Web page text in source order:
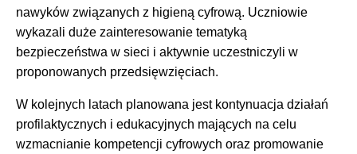
nawyków związanych z higieną cyfrową. Uczniowie
wykazali duże zainteresowanie tematyką
bezpieczeństwa w sieci i aktywnie uczestniczyli w
proponowanych przedsięwzięciach.
W kolejnych latach planowana jest kontynuacja działań
profilaktycznych i edukacyjnych mających na celu
wzmacnianie kompetencji cyfrowych oraz promowanie